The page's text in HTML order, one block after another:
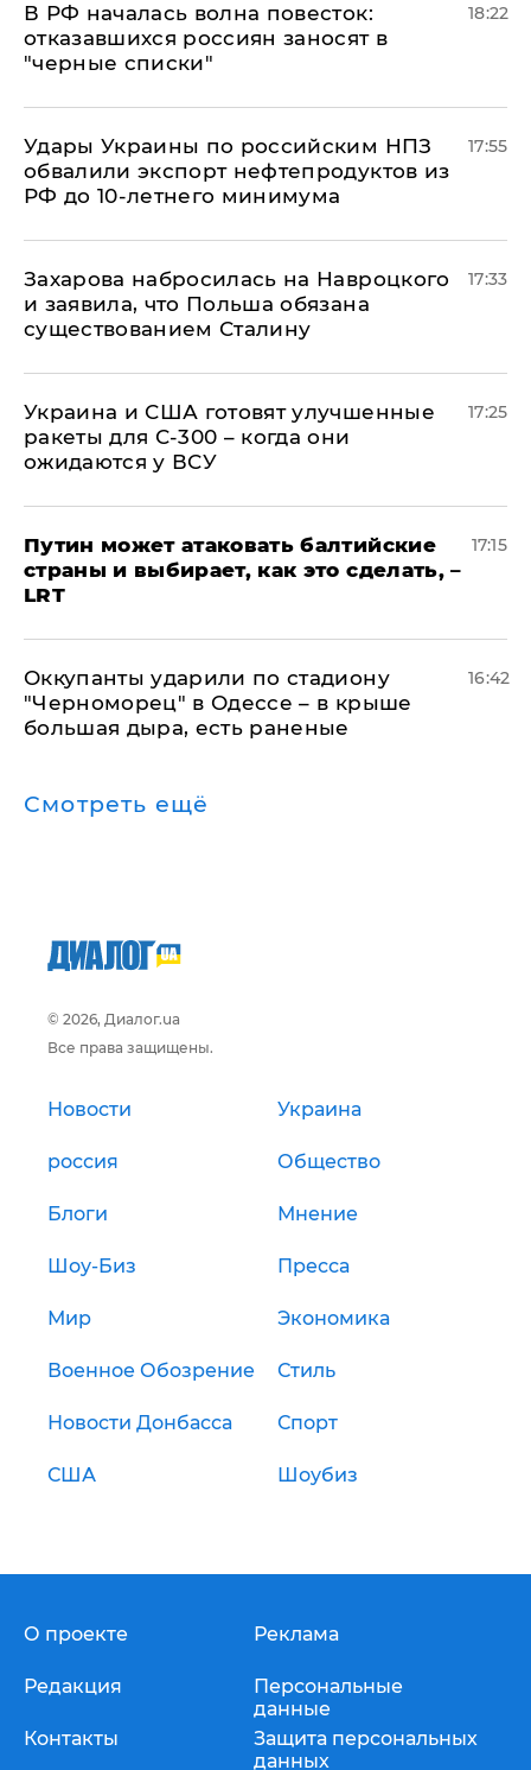
​В РФ началась волна повесток:
отказавшихся россиян заносят в
"черные списки"
18:22
Удары Украины по российским НПЗ
обвалили экспорт нефтепродуктов из
РФ до 10-летнего минимума
17:55
​Захарова набросилась на Навроцкого
и заявила, что Польша обязана
существованием Сталину
17:33
Украина и США готовят улучшенные
ракеты для С-300 – когда они
ожидаются у ВСУ
17:25
Путин может атаковать балтийские
страны и выбирает, как это сделать, –
LRT
17:15
Оккупанты ударили по стадиону
"Черноморец" в Одессе – в крыше
большая дыра, есть раненые
16:42
Смотреть ещё
© 2026, Диалог.ua
Все права защищены.
Новости Украина
россия Общество
Блоги Мнение
Шоу-Биз Пресса
Мир Экономика
Военное Обозрение Стиль
Новости Донбасса Спорт
США Шоубиз
О проекте
Редакция
Контакты
Реклама
Персональные
данные
Защита персональных
данных